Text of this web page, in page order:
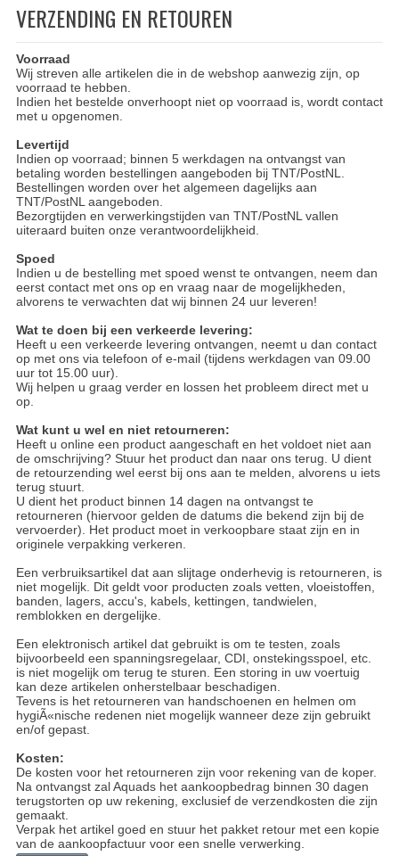
CFMOTO 500-A/2A / GOES 520
LAGERS
PLASTIC PARTS
VERLICHTING
UNIVERSELE QUAD ONDERDELEN
BASHAN 150CC
BASHAN 200S-7-200S-A
BRANDSTOF SYSTEEM
ELEKTRONICA
KABELS
KAPPEN EN FRAME
KETTING EN TANDWIELEN
KOEL SYSTEEM
MOTOR
REM SYSTEEM
SCHOKBREKERS
UITLAAT SYSTEEM
VERLICHTING
VERZENDING EN RETOUREN
Voorraad
Wij streven alle artikelen die in de webshop aanwezig zijn, op
voorraad te hebben.
Indien het bestelde onverhoopt niet op voorraad is, wordt contact
met u opgenomen.
Levertijd
Indien op voorraad; binnen 5 werkdagen na ontvangst van
betaling worden bestellingen aangeboden bij TNT/PostNL.
Bestellingen worden over het algemeen dagelijks aan
TNT/PostNL aangeboden.
Bezorgtijden en verwerkingstijden van TNT/PostNL vallen
uiteraard buiten onze verantwoordelijkheid.
Spoed
Indien u de bestelling met spoed wenst te ontvangen, neem dan
eerst contact met ons op en vraag naar de mogelijkheden,
alvorens te verwachten dat wij binnen 24 uur leveren!
Wat te doen bij een verkeerde levering:
Heeft u een verkeerde levering ontvangen, neemt u dan contact
op met ons via telefoon of e-mail (tijdens werkdagen van 09.00
uur tot 15.00 uur).
Wij helpen u graag verder en lossen het probleem direct met u
op.
Wat kunt u wel en niet retourneren:
Heeft u online een product aangeschaft en het voldoet niet aan
de omschrijving? Stuur het product dan naar ons terug. U dient
de retourzending wel eerst bij ons aan te melden, alvorens u iets
terug stuurt.
U dient het product binnen 14 dagen na ontvangst te
retourneren (hiervoor gelden de datums die bekend zijn bij de
vervoerder). Het product moet in verkoopbare staat zijn en in
originele verpakking verkeren.
Een verbruiksartikel dat aan slijtage onderhevig is retourneren, is
niet mogelijk. Dit geldt voor producten zoals vetten, vloeistoffen,
banden, lagers, accu's, kabels, kettingen, tandwielen,
remblokken en dergelijke.
Een elektronisch artikel dat gebruikt is om te testen, zoals
bijvoorbeeld een spanningsregelaar, CDI, onstekingsspoel, etc.
is niet mogelijk om terug te sturen. Een storing in uw voertuig
kan deze artikelen onherstelbaar beschadigen.
Tevens is het retourneren van handschoenen en helmen om
hygiÃ«nische redenen niet mogelijk wanneer deze zijn gebruikt
en/of gepast.
Kosten:
De kosten voor het retourneren zijn voor rekening van de koper.
Na ontvangst zal Aquads het aankoopbedrag binnen 30 dagen
terugstorten op uw rekening, exclusief de verzendkosten die zijn
gemaakt.
Verpak het artikel goed en stuur het pakket retour met een kopie
van de aankoopfactuur voor een snelle verwerking.